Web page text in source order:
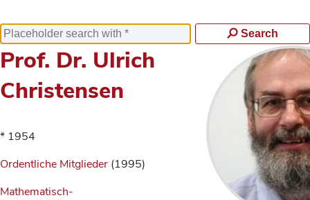
Search
Prof. Dr. Ulrich
Christensen
* 1954
Ordentliche Mitglieder (1995)
Mathematisch-